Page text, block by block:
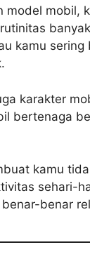
model mobil,
kamu
karakter
bertenaga
kamu
sehari-
benar